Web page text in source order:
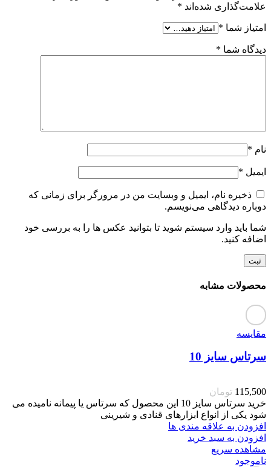
علامت‌گذاری شده‌اند *
امتیاز شما *
دیدگاه شما *
نام *
ایمیل *
ذخیره نام، ایمیل و وبسایت من در مرورگر برای زمانی که
دوباره دیدگاهی می‌نویسم.
شما باید وارد سیستم شوید تا بتوانید عکس ها را به بررسی خود
اضافه کنید.
محصولات مشابه
مقایسه
سرتاس سایز 10
115,500 تومان
خرید سرتاس سایز 10 این محصول که سرتاس یا پیمانه نامیده می
شود یکی از انواع ابزارهای قنادی و شیرینی
افزودن به علاقه مندی ها
افزودن به سبد خرید
مشاهده سریع
ناموجود